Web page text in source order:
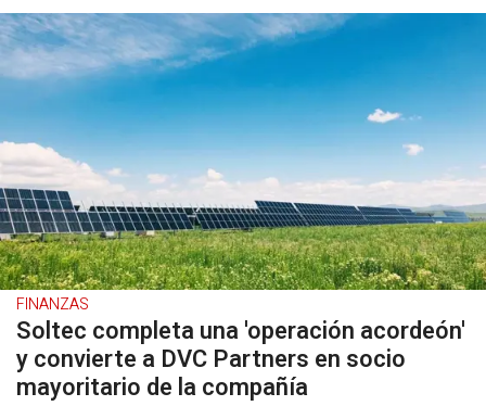
FINANZAS
Soltec completa una 'operación acordeón'
y convierte a DVC Partners en socio
mayoritario de la compañía